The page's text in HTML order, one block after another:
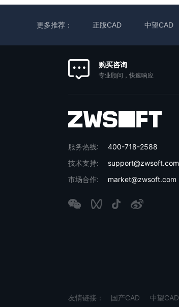
更多推荐： 正版CAD 中望CAD
购买咨询
专业顾问，快速响应
服务热线:
400-718-2588
技术支持:
support@zwsoft.com
市场合作:
market@zwsoft.com
友情链接： 国产CAD 中望CAD